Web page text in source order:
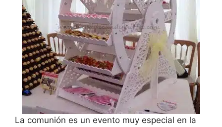
La comunión es un evento muy especial en la